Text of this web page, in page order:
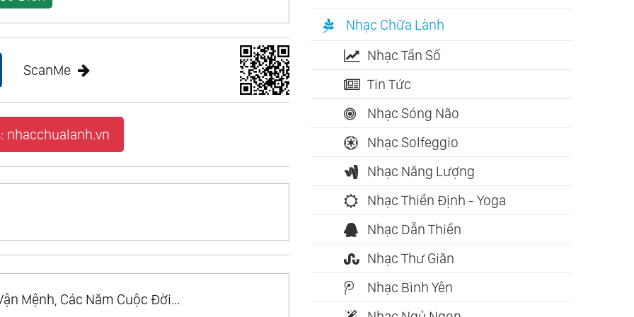
ScanMe
nhacchualanh.vn
Mệnh, Các Năm Cuộc Đời...
Nhạc Chữa Lành
Nhạc Tần Số
Tin Tức
Nhạc Sóng Não
Nhạc Solfeggio
Nhạc Năng Lượng
Nhạc Thiền Định - Yoga
Nhạc Dẫn Thiền
Nhạc Thư Giãn
Nhạc Bình Yên